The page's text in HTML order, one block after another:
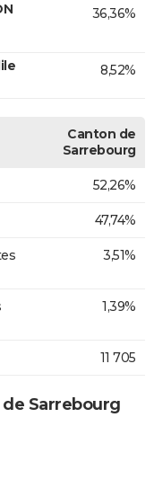
36,36%
8,52%
Canton de
Sarrebourg
52,26%
47,74%
3,51%
1,39%
11 705
Sarrebourg